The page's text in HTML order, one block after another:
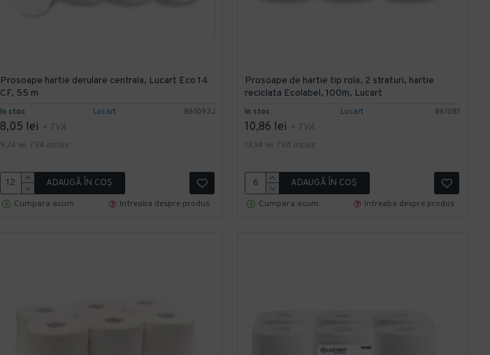
In stoc Lucart 861093J
Prosoape hartie derulare centrala, Lucart Eco 14
CF, 55 m
8,05 lei + TVA
9,74 lei TVA inclus
ADAUGĂ ÎN COŞ
Cumpara acum
Intreaba despre produs
In stoc Lucart 861081
Prosoape de hartie tip rola, 2 straturi, hartie
reciclata Ecolabel, 100m, Lucart
10,86 lei + TVA
13,14 lei TVA inclus
ADAUGĂ ÎN COŞ
Cumpara acum
Intreaba despre produs